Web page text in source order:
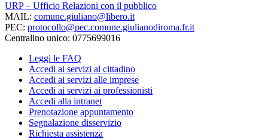
URP – Ufficio Relazioni con il pubblico
MAIL: comune.giuliano@libero.it
PEC: protocollo@pec.comune.giulianodiroma.fr.it
Centralino unico: 0775699016
Leggi le FAQ
Accedi ai servizi al cittadino
Accedi ai servizi alle imprese
Accedi ai servizi ai professionisti
Accedi alla intranet
Prenotazione appuntamento
Segnalazione disservizio
Richiesta assistenza